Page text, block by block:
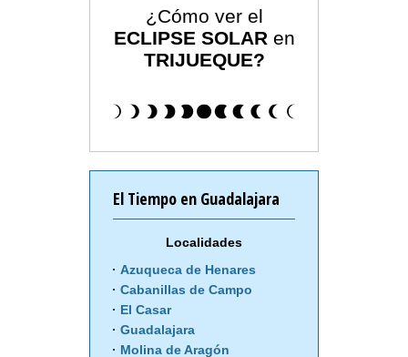
¿Cómo ver el
ECLIPSE SOLAR en
TRIJUEQUE?
El Tiempo en Guadalajara
Localidades
Azuqueca de Henares
Cabanillas de Campo
El Casar
Guadalajara
Molina de Aragón